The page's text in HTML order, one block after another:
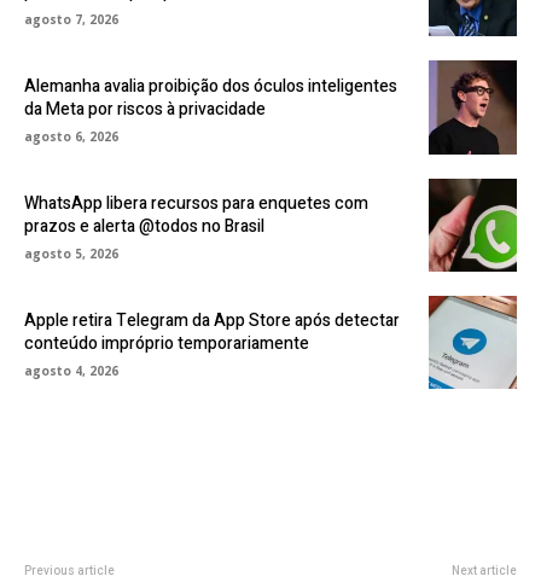
agosto 7, 2026
Alemanha avalia proibição dos óculos inteligentes
da Meta por riscos à privacidade
agosto 6, 2026
WhatsApp libera recursos para enquetes com
prazos e alerta @todos no Brasil
agosto 5, 2026
Apple retira Telegram da App Store após detectar
conteúdo impróprio temporariamente
agosto 4, 2026
Previous article Next article